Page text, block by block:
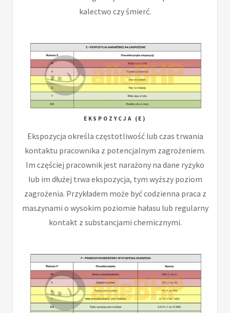
kalectwo czy śmierć.
EKSPOZYCJA (E)
Ekspozycja określa częstotliwość lub czas trwania
kontaktu pracownika z potencjalnym zagrożeniem.
Im częściej pracownik jest narażony na dane ryzyko
lub im dłużej trwa ekspozycja, tym wyższy poziom
zagrożenia. Przykładem może być codzienna praca z
maszynami o wysokim poziomie hałasu lub regularny
kontakt z substancjami chemicznymi.